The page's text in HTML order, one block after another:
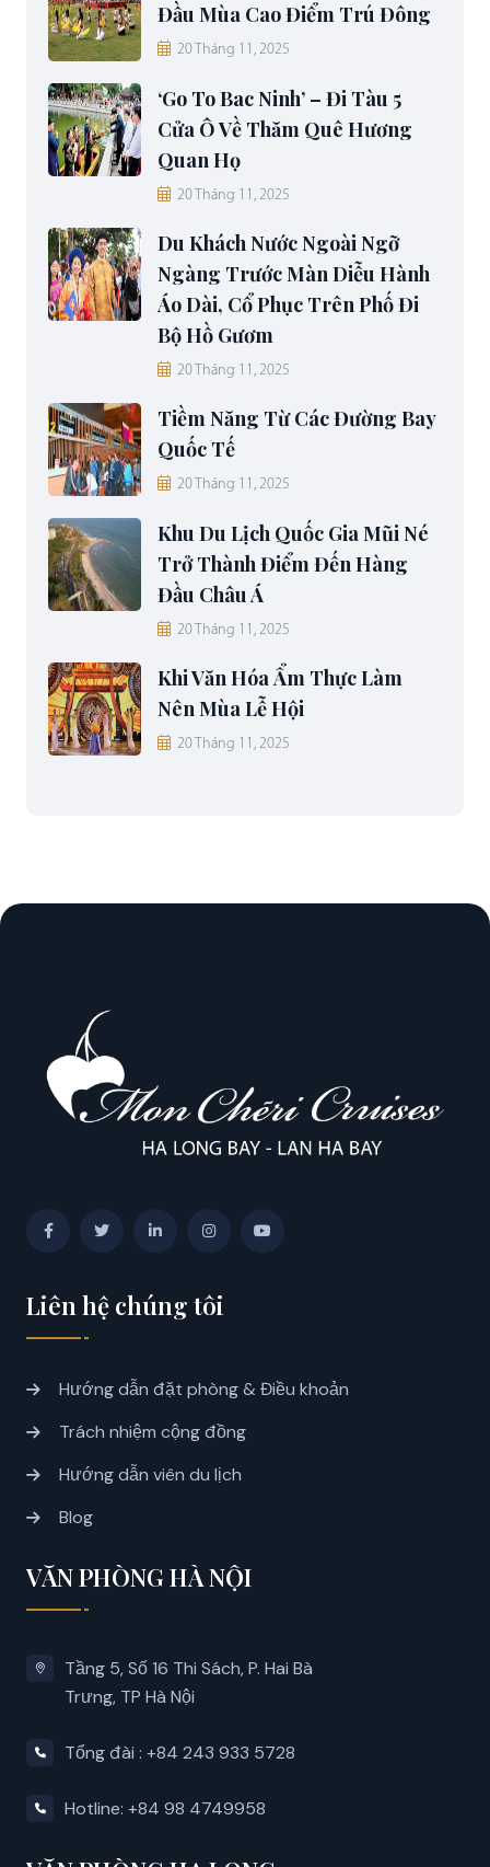
Đầu Mùa Cao Điểm Trú Đông
20 Tháng 11, 2025
‘Go To Bac Ninh’ – Đi Tàu 5
Cửa Ô Về Thăm Quê Hương
Quan Họ
20 Tháng 11, 2025
Du Khách Nước Ngoài Ngỡ
Ngàng Trước Màn Diễu Hành
Áo Dài, Cổ Phục Trên Phố Đi
Bộ Hồ Gươm
20 Tháng 11, 2025
Tiềm Năng Từ Các Đường Bay
Quốc Tế
20 Tháng 11, 2025
Khu Du Lịch Quốc Gia Mũi Né
Trở Thành Điểm Đến Hàng
Đầu Châu Á
20 Tháng 11, 2025
Khi Văn Hóa Ẩm Thực Làm
Nên Mùa Lễ Hội
20 Tháng 11, 2025
Liên hệ chúng tôi
Hướng dẫn đặt phòng & Điều khoản
Trách nhiệm cộng đồng
Hướng dẫn viên du lịch
Blog
VĂN PHÒNG HÀ NỘI
Tầng 5, Số 16 Thi Sách, P. Hai Bà
Trưng, ​​TP Hà Nội
Tổng đài : +84 243 933 5728
Hotline: +84 98 4749958